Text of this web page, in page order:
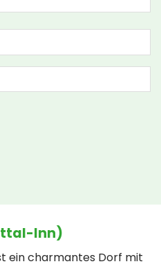
Inn)
ein charmantes Dorf mit